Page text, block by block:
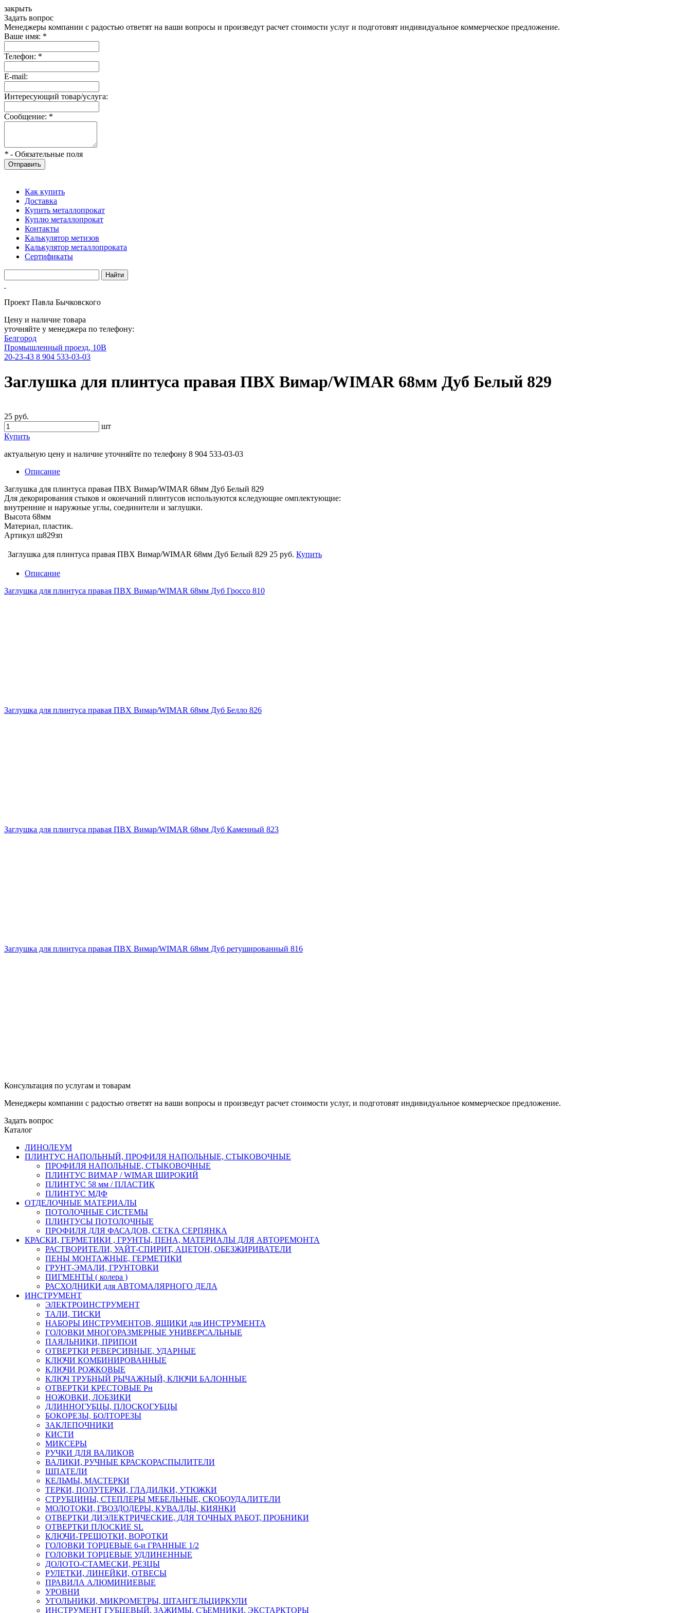
закрыть
Задать вопрос
Менеджеры компании с радостью ответят на ваши вопросы и произведут расчет стоимости услуг и подготовят индивидуальное коммерческое предложение.
Ваше имя: *
Телефон: *
E-mail:
Интересующий товар/услуга:
Сообщение: *
* - Обязательные поля
Отправить
Как купить
Доставка
Купить металлопрокат
Куплю металлопрокат
Контакты
Калькулятор метизов
Калькулятор металлопроката
Сертификаты
Проект Павла Бычковского
Цену и наличие товара
уточняйте у менеджера по телефону:
Белгород
Промышленный проезд, 10В
20-23-43 8 904 533-03-03
Заглушка для плинтуса правая ПВХ Вимар/WIMAR 68мм Дуб Белый 829
25 руб.
шт
Купить
актуальную цену и наличие уточняйте по телефону 8 904 533-03-03
Описание
Заглушка для плинтуса правая ПВХ Вимар/WIMAR 68мм Дуб Белый 829
Для декорирования стыков и окончаний плинтусов используются кследующие омплектующие:
внутренние и наружные углы, соединители и заглушки.
Высота 68мм
Материал, пластик.
Артикул ш829зп
Заглушка для плинтуса правая ПВХ Вимар/WIMAR 68мм Дуб Белый 829 25 руб. Купить
Описание
Заглушка для плинтуса правая ПВХ Вимар/WIMAR 68мм Дуб Гроссо 810
Заглушка для плинтуса правая ПВХ Вимар/WIMAR 68мм Дуб Белло 826
Заглушка для плинтуса правая ПВХ Вимар/WIMAR 68мм Дуб Каменный 823
Заглушка для плинтуса правая ПВХ Вимар/WIMAR 68мм Дуб ретушированный 816
Консультация по услугам и товарам
Менеджеры компании с радостью ответят на ваши вопросы и произведут расчет стоимости услуг, и подготовят индивидуальное коммерческое предложение.
Задать вопрос
Каталог
ЛИНОЛЕУМ
ПЛИНТУС НАПОЛЬНЫЙ, ПРОФИЛЯ НАПОЛЬНЫЕ, СТЫКОВОЧНЫЕ
ПРОФИЛЯ НАПОЛЬНЫЕ, СТЫКОВОЧНЫЕ
ПЛИНТУС ВИМАР / WIMAR ШИРОКИЙ
ПЛИНТУС 58 мм / ПЛАСТИК
ПЛИНТУС МДФ
ОТДЕЛОЧНЫЕ МАТЕРИАЛЫ
ПОТОЛОЧНЫЕ СИСТЕМЫ
ПЛИНТУСЫ ПОТОЛОЧНЫЕ
ПРОФИЛЯ ДЛЯ ФАСАДОВ, СЕТКА СЕРПЯНКА
КРАСКИ, ГЕРМЕТИКИ , ГРУНТЫ, ПЕНА, МАТЕРИАЛЫ ДЛЯ АВТОРЕМОНТА
РАСТВОРИТЕЛИ, УАЙТ-СПИРИТ, АЦЕТОН, ОБЕЗЖИРИВАТЕЛИ
ПЕНЫ МОНТАЖНЫЕ, ГЕРМЕТИКИ
ГРУНТ-ЭМАЛИ, ГРУНТОВКИ
ПИГМЕНТЫ ( колера )
РАСХОДНИКИ для АВТОМАЛЯРНОГО ДЕЛА
ИНСТРУМЕНТ
ЭЛЕКТРОИНСТРУМЕНТ
ТАЛИ, ТИСКИ
НАБОРЫ ИНСТРУМЕНТОВ, ЯЩИКИ для ИНСТРУМЕНТА
ГОЛОВКИ МНОГОРАЗМЕРНЫЕ УНИВЕРСАЛЬНЫЕ
ПАЯЛЬНИКИ, ПРИПОИ
ОТВЕРТКИ РЕВЕРСИВНЫЕ, УДАРНЫЕ
КЛЮЧИ КОМБИНИРОВАННЫЕ
КЛЮЧИ РОЖКОВЫЕ
КЛЮЧ ТРУБНЫЙ РЫЧАЖНЫЙ, КЛЮЧИ БАЛОННЫЕ
ОТВЕРТКИ КРЕСТОВЫЕ Рн
НОЖОВКИ, ЛОБЗИКИ
ДЛИННОГУБЦЫ, ПЛОСКОГУБЦЫ
БОКОРЕЗЫ, БОЛТОРЕЗЫ
ЗАКЛЕПОЧНИКИ
КИСТИ
МИКСЕРЫ
РУЧКИ ДЛЯ ВАЛИКОВ
ВАЛИКИ, РУЧНЫЕ КРАСКОРАСПЫЛИТЕЛИ
ШПАТЕЛИ
КЕЛЬМЫ, МАСТЕРКИ
ТЕРКИ, ПОЛУТЕРКИ, ГЛАДИЛКИ, УТЮЖКИ
СТРУБЦИНЫ, СТЕПЛЕРЫ МЕБЕЛЬНЫЕ, СКОБОУДАЛИТЕЛИ
МОЛОТОКИ, ГВОЗДОДЕРЫ, КУВАЛДЫ, КИЯНКИ
ОТВЕРТКИ ДИЭЛЕКТРИЧЕСКИЕ, ДЛЯ ТОЧНЫХ РАБОТ, ПРОБНИКИ
ОТВЕРТКИ ПЛОСКИЕ SL
КЛЮЧИ-ТРЕЩОТКИ, ВОРОТКИ
ГОЛОВКИ ТОРЦЕВЫЕ 6-и ГРАННЫЕ 1/2
ГОЛОВКИ ТОРЦЕВЫЕ УДЛИНЕННЫЕ
ДОЛОТО-СТАМЕСКИ, РЕЗЦЫ
РУЛЕТКИ, ЛИНЕЙКИ, ОТВЕСЫ
ПРАВИЛА АЛЮМИНИЕВЫЕ
УРОВНИ
УГОЛЬНИКИ, МИКРОМЕТРЫ, ШТАНГЕЛЬЦИРКУЛИ
ИНСТРУМЕНТ ГУБЦЕВЫЙ, ЗАЖИМЫ, СЪЕМНИКИ, ЭКСТАРКТОРЫ